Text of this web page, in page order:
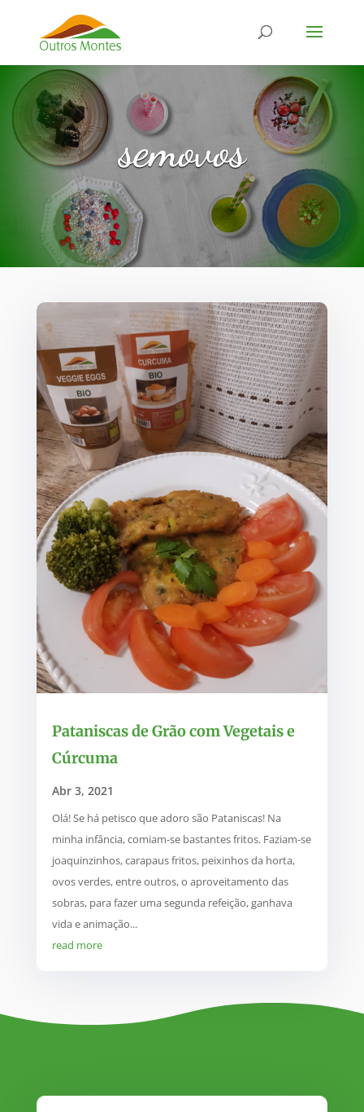
semovos
Pataniscas de Grão com Vegetais e
Cúrcuma
Abr 3, 2021
Olá! Se há petisco que adoro são Pataniscas! Na
minha infância, comiam-se bastantes fritos. Faziam-se
joaquinzinhos, carapaus fritos, peixinhos da horta,
ovos verdes, entre outros, o aproveitamento das
sobras, para fazer uma segunda refeição, ganhava
vida e animação...
read more